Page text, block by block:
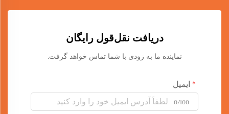
دریافت نقل‌قول رایگان
نماینده ما به زودی با شما تماس خواهد گرفت.
ایمیل
0/100